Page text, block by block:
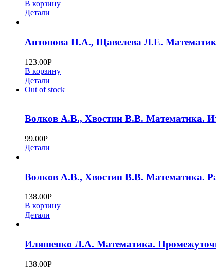
В корзину
Детали
Антонова Н.А., Щавелева Л.Е.
123.00Р
В корзину
Детали
Out of stock
Волков А.В., Хвостин В.В. Математика.
99.00Р
Детали
Волков А.В., Хвостин В.В. Математика.
138.00Р
В корзину
Детали
Иляшенко Л.А. Математика.
138.00Р